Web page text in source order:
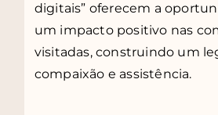
digitais” oferecem a
um impacto positivo nas
visitadas, construindo um
compaixão e assistência.